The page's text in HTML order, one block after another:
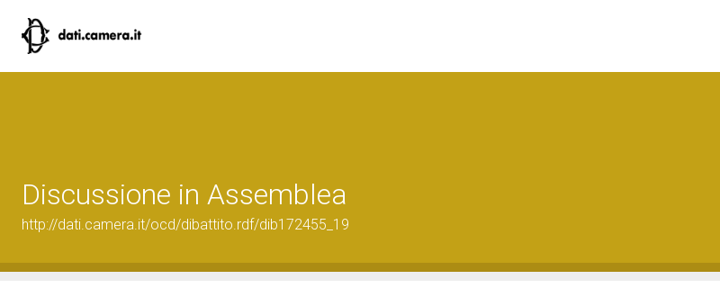
Discussione in Assemblea
http://dati.camera.it/ocd/dibattito.rdf/dib172455_19